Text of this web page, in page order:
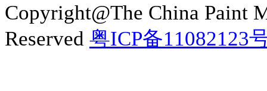
Copyright@The China Paint
Reserved 粤ICP备11082123